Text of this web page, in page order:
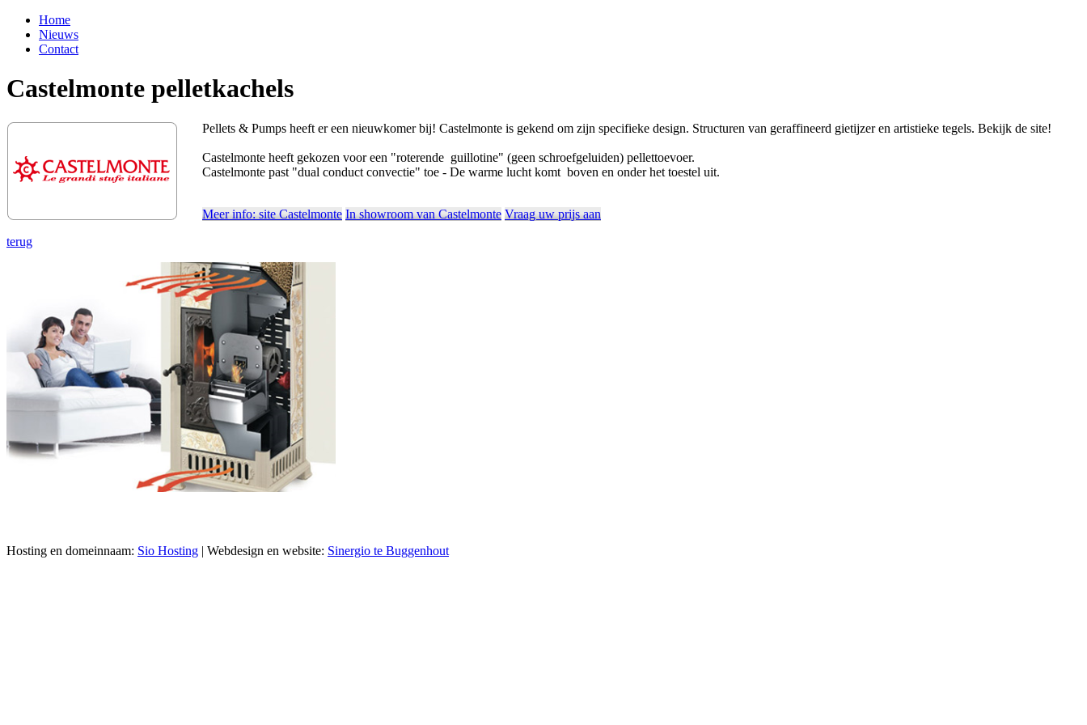
Home
Nieuws
Contact
Castelmonte pelletkachels
Pellets & Pumps heeft er een nieuwkomer bij! Castelmonte is gekend om zijn specifieke design. Structuren van geraffineerd gietijzer en artistieke tegels. Bekijk de site!
Castelmonte heeft gekozen voor een "roterende guillotine" (geen schroefgeluiden) pellettoevoer.
Castelmonte past "dual conduct convectie" toe - De warme lucht komt boven en onder het toestel uit.
Meer info: site Castelmonte In showroom van Castelmonte Vraag uw prijs aan
terug
Hosting en domeinnaam: Sio Hosting | Webdesign en website: Sinergio te Buggenhout